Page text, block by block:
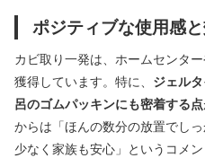
ポジティブな使用感
カビ取り一発は、ホームセンタ
獲得しています。特に、 ジェル
呂のゴムパッキンにも密着する点
からは「ほんの数分の放置でし
少なく家族も安心」というコメ